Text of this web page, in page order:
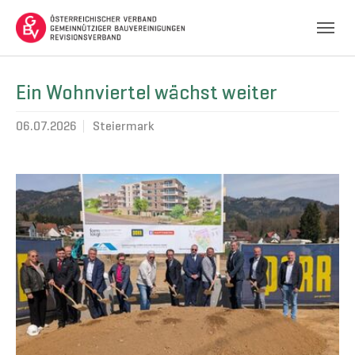
Ein Wohnviertel wächst weiter
06.07.2026 Steiermark